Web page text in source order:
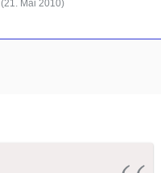
(21. Mai 2010)